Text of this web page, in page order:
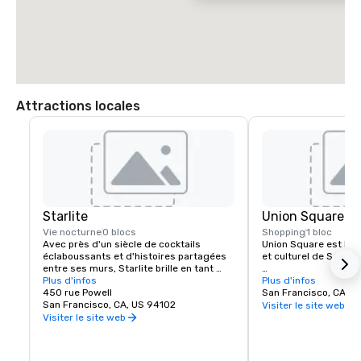
Attractions locales
Starlite
Vie nocturne0 blocs
Avec près d'un siècle de cocktails
éclaboussants et d'histoires partagées
entre ses murs, Starlite brille en tant
qu'établissement historique et vénéré
de San Francisco. Situé au dernier étage
de Beacon Grand.
Plus d'infos
450 rue Powell
San Francisco, CA, US 94102
Visiter le site web
Union Square
Shopping1 bloc
Union Square est le
et culturel de San
Il possède la plus
magasins de luxe,
et de boutiques de
Plus d'infos
San Francisco, CA,
Visiter le site web